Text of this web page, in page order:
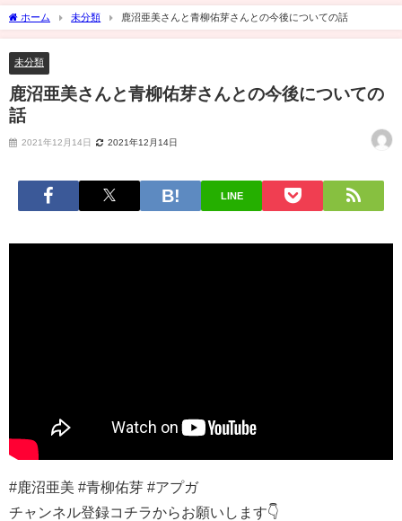
ホーム 未分類 鹿沼亜美さんと青柳佑芽さんとの今後についての話
未分類
鹿沼亜美さんと青柳佑芽さんとの今後についての
話
2021年12月14日 2021年12月14日
LINE
#鹿沼亜美 #青柳佑芽 #アプガ
チャンネル登録コチラからお願いします👇